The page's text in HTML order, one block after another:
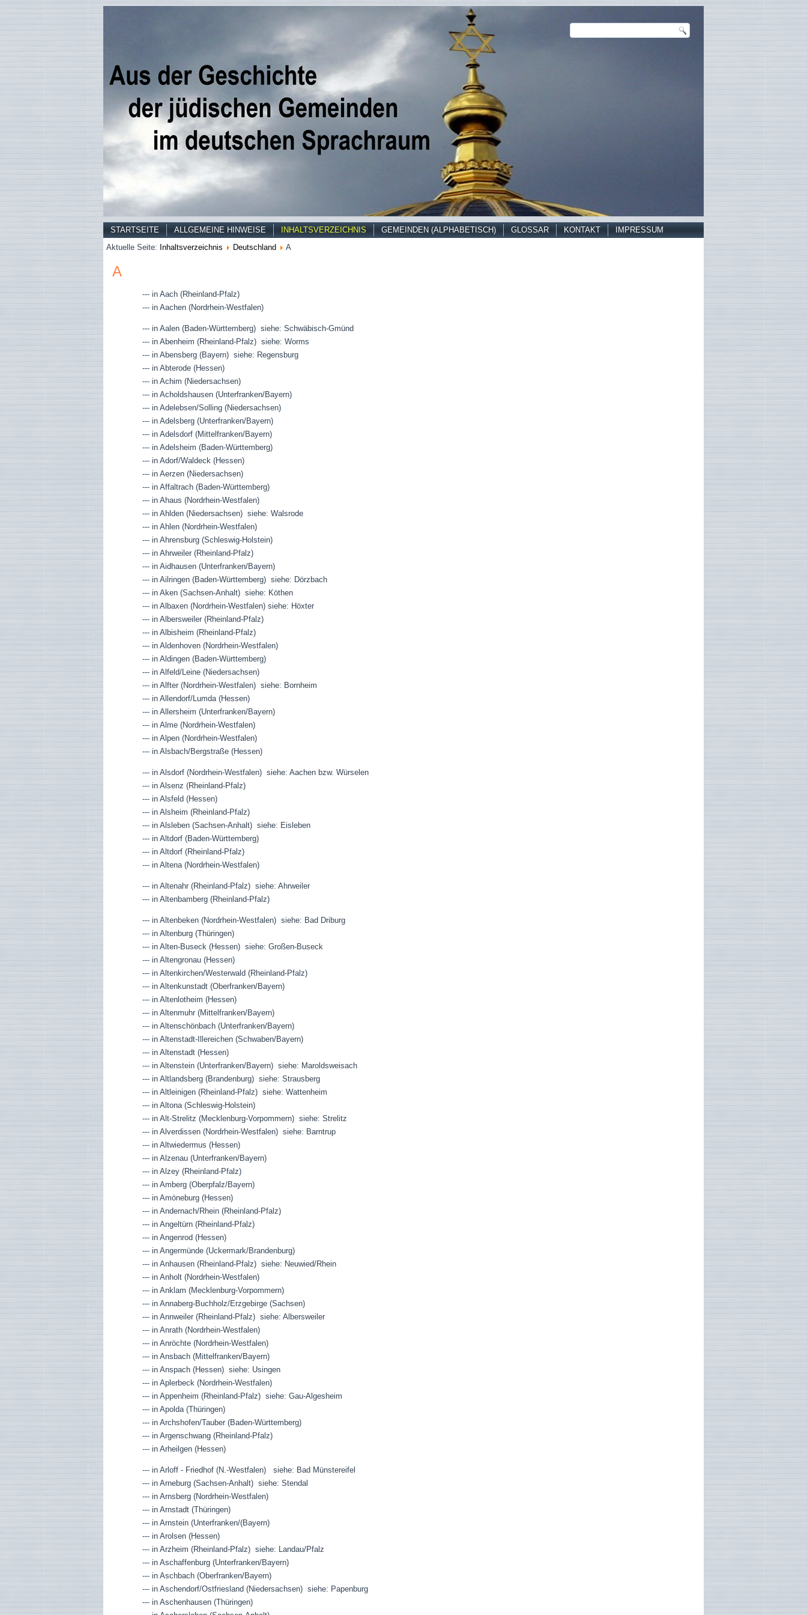
STARTSEITE ALLGEMEINE HINWEISE INHALTSVERZEICHNIS GEMEINDEN (ALPHABETISCH) GLOSSAR KONTAKT
IMPRESSUM
Aktuelle Seite: Inhaltsverzeichnis Deutschland A
A
--- in Aach (Rheinland-Pfalz)
--- in Aachen (Nordrhein-Westfalen)
--- in Aalen (Baden-Württemberg) siehe: Schwäbisch-Gmünd
--- in Abenheim (Rheinland-Pfalz) siehe: Worms
--- in Abensberg (Bayern) siehe: Regensburg
--- in Abterode (Hessen)
--- in Achim (Niedersachsen)
--- in Acholdshausen (Unterfranken/Bayern)
--- in Adelebsen/Solling (Niedersachsen)
--- in Adelsberg (Unterfranken/Bayern)
--- in Adelsdorf (Mittelfranken/Bayern)
--- in Adelsheim (Baden-Württemberg)
--- in Adorf/Waldeck (Hessen)
--- in Aerzen (Niedersachsen)
--- in Affaltrach (Baden-Württemberg)
--- in Ahaus (Nordrhein-Westfalen)
--- in Ahlden (Niedersachsen) siehe: Walsrode
--- in Ahlen (Nordrhein-Westfalen)
--- in Ahrensburg (Schleswig-Holstein)
--- in Ahrweiler (Rheinland-Pfalz)
--- in Aidhausen (Unterfranken/Bayern)
--- in Ailringen (Baden-Württemberg) siehe: Dörzbach
--- in Aken (Sachsen-Anhalt) siehe: Köthen
--- in Albaxen (Nordrhein-Westfalen) siehe: Höxter
--- in Albersweiler (Rheinland-Pfalz)
--- in Albisheim (Rheinland-Pfalz)
--- in Aldenhoven (Nordrhein-Westfalen)
--- in Aldingen (Baden-Württemberg)
--- in Alfeld/Leine (Niedersachsen)
--- in Alfter (Nordrhein-Westfalen) siehe: Bornheim
--- in Allendorf/Lumda (Hessen)
--- in Allersheim (Unterfranken/Bayern)
--- in Alme (Nordrhein-Westfalen)
--- in Alpen (Nordrhein-Westfalen)
--- in Alsbach/Bergstraße (Hessen)
--- in Alsdorf (Nordrhein-Westfalen) siehe: Aachen bzw. Würselen
--- in Alsenz (Rheinland-Pfalz)
--- in Alsfeld (Hessen)
--- in Alsheim (Rheinland-Pfalz)
--- in Alsleben (Sachsen-Anhalt) siehe: Eisleben
--- in Altdorf (Baden-Württemberg)
--- in Altdorf (Rheinland-Pfalz)
--- in Altena (Nordrhein-Westfalen)
--- in Altenahr (Rheinland-Pfalz) siehe: Ahrweiler
--- in Altenbamberg (Rheinland-Pfalz)
--- in Altenbeken (Nordrhein-Westfalen) siehe: Bad Driburg
--- in Altenburg (Thüringen)
--- in Alten-Buseck (Hessen) siehe: Großen-Buseck
--- in Altengronau (Hessen)
--- in Altenkirchen/Westerwald (Rheinland-Pfalz)
--- in Altenkunstadt (Oberfranken/Bayern)
--- in Altenlotheim (Hessen)
--- in Altenmuhr (Mittelfranken/Bayern)
--- in Altenschönbach (Unterfranken/Bayern)
--- in Altenstadt-Illereichen (Schwaben/Bayern)
--- in Altenstadt (Hessen)
--- in Altenstein (Unterfranken/Bayern) siehe: Maroldsweisach
--- in Altlandsberg (Brandenburg) siehe: Strausberg
--- in Altleinigen (Rheinland-Pfalz) siehe: Wattenheim
--- in Altona (Schleswig-Holstein)
--- in Alt-Strelitz (Mecklenburg-Vorpommern) siehe: Strelitz
--- in Alverdissen (Nordrhein-Westfalen) siehe: Barntrup
--- in Altwiedermus (Hessen)
--- in Alzenau (Unterfranken/Bayern)
--- in Alzey (Rheinland-Pfalz)
--- in Amberg (Oberpfalz/Bayern)
--- in Amöneburg (Hessen)
--- in Andernach/Rhein (Rheinland-Pfalz)
--- in Angeltürn (Rheinland-Pfalz)
--- in Angenrod (Hessen)
--- in Angermünde (Uckermark/Brandenburg)
--- in Anhausen (Rheinland-Pfalz) siehe: Neuwied/Rhein
--- in Anholt (Nordrhein-Westfalen)
--- in Anklam (Mecklenburg-Vorpommern)
--- in Annaberg-Buchholz/Erzgebirge (Sachsen)
--- in Annweiler (Rheinland-Pfalz) siehe: Albersweiler
--- in Anrath (Nordrhein-Westfalen)
--- in Anröchte (Nordrhein-Westfalen)
--- in Ansbach (Mittelfranken/Bayern)
--- in Anspach (Hessen) siehe: Usingen
--- in Aplerbeck (Nordrhein-Westfalen)
--- in Appenheim (Rheinland-Pfalz) siehe: Gau-Algesheim
--- in Apolda (Thüringen)
--- in Archshofen/Tauber (Baden-Württemberg)
--- in Argenschwang (Rheinland-Pfalz)
--- in Arheilgen (Hessen)
--- in Arloff - Friedhof (N.-Westfalen) siehe: Bad Münstereifel
--- in Arneburg (Sachsen-Anhalt) siehe: Stendal
--- in Arnsberg (Nordrhein-Westfalen)
--- in Arnstadt (Thüringen)
--- in Arnstein (Unterfranken/(Bayern)
--- in Arolsen (Hessen)
--- in Arzheim (Rheinland-Pfalz) siehe: Landau/Pfalz
--- in Aschaffenburg (Unterfranken/Bayern)
--- in Aschbach (Oberfranken/Bayern)
--- in Aschendorf/Ostfriesland (Niedersachsen) siehe: Papenburg
--- in Aschenhausen (Thüringen)